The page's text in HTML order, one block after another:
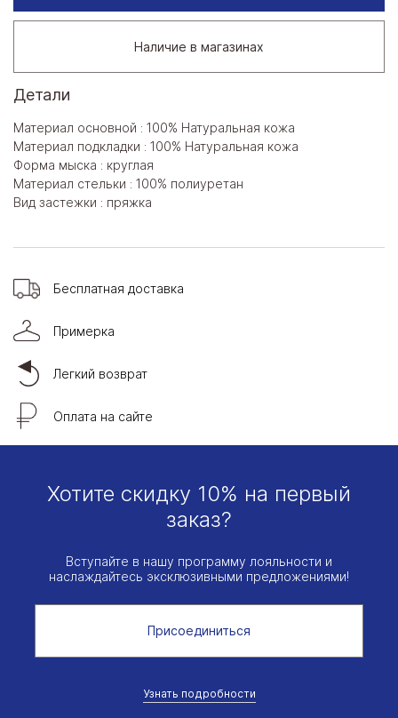
Наличие в магазинах
Детали
Материал основной : 100% Натуральная кожа
Материал подкладки : 100% Натуральная кожа
Форма мыска : круглая
Материал стельки : 100% полиуретан
Вид застежки : пряжка
Бесплатная доставка
Примерка
Легкий возврат
Оплата на сайте
Хотите скидку 10% на первый
заказ?
Вступайте в нашу программу лояльности и
наслаждайтесь эксклюзивными предложениями!
Присоединиться
Узнать подробности